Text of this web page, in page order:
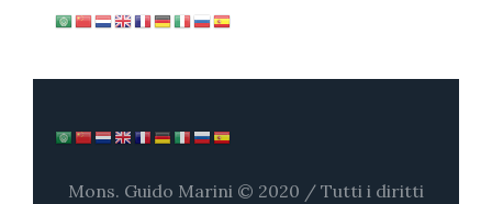
Mons. Guido Marini © 2020 / Tutti i diritti